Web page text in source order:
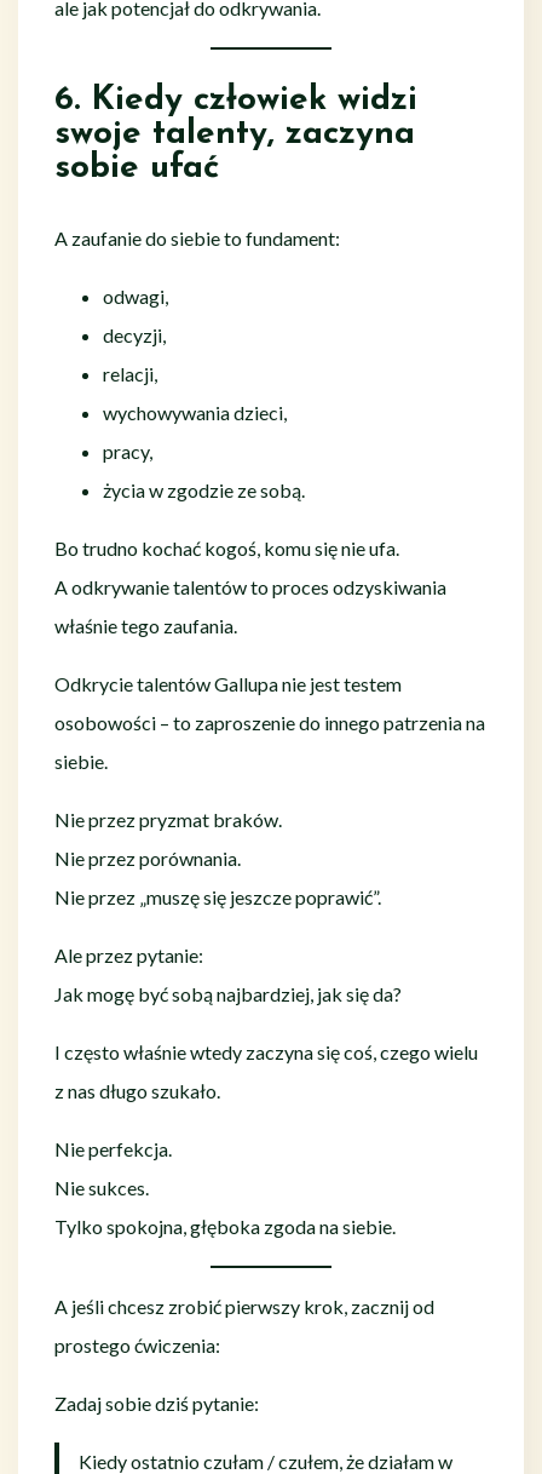
ale jak potencjał do odkrywania.
6. Kiedy człowiek widzi
swoje talenty, zaczyna
sobie ufać
A zaufanie do siebie to fundament:
odwagi,
decyzji,
relacji,
wychowywania dzieci,
pracy,
życia w zgodzie ze sobą.
Bo trudno kochać kogoś, komu się nie ufa.
A odkrywanie talentów to proces odzyskiwania
właśnie tego zaufania.
Odkrycie talentów Gallupa nie jest testem
osobowości – to zaproszenie do innego patrzenia na
siebie.
Nie przez pryzmat braków.
Nie przez porównania.
Nie przez „muszę się jeszcze poprawić”.
Ale przez pytanie:
Jak mogę być sobą najbardziej, jak się da?
I często właśnie wtedy zaczyna się coś, czego wielu
z nas długo szukało.
Nie perfekcja.
Nie sukces.
Tylko spokojna, głęboka zgoda na siebie.
A jeśli chcesz zrobić pierwszy krok, zacznij od
prostego ćwiczenia:
Zadaj sobie dziś pytanie:
Kiedy ostatnio czułam / czułem, że działam w